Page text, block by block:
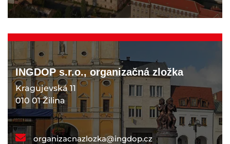
INGDOP s.r.o., organizačná zložka
Kragujevská 11
010 01 Žilina
organizacnazlozka@ingdop.cz